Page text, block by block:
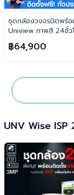
ชุดกล้องวงจรปิดพร้
Uniview ภาพสี 24ชั่ว
IP-PoE จำนวน 10 ตัว
ชัด 2MP บันทึกภาพพร้
และตอบโต้2ทิศทาง
฿64,900
UNV Wise ISP